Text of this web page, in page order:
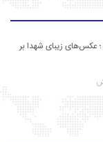
عکس‌های زیبای شهدا بر